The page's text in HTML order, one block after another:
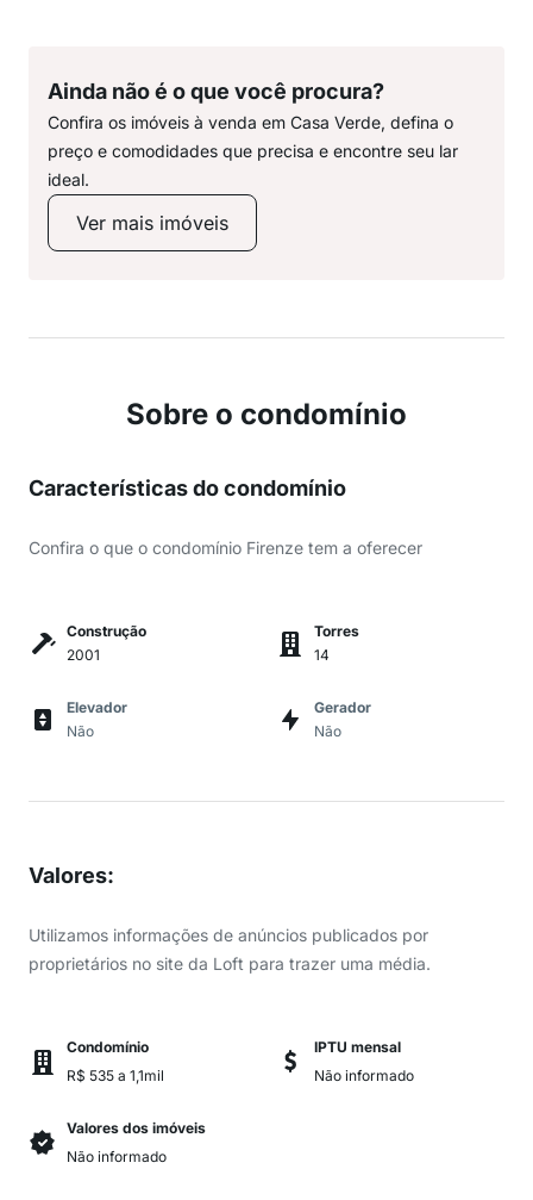
Ainda não é o que você procura?
Confira os imóveis à venda em Casa Verde, defina o
preço e comodidades que precisa e encontre seu lar
ideal.
Ver mais imóveis
Sobre o condomínio
Características do condomínio
Confira o que o condomínio Firenze tem a oferecer
Construção
2001
Torres
14
Elevador
Não
Gerador
Não
Valores:
Utilizamos informações de anúncios publicados por
proprietários no site da Loft para trazer uma média.
Condomínio
R$ 535 a 1,1mil
IPTU mensal
Não informado
Valores dos imóveis
Não informado